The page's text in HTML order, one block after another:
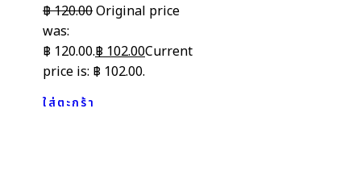
฿120.00Original price
was:
฿ 120.00.฿102.00Current
price is: ฿ 102.00.
ใส่ตะกร้า